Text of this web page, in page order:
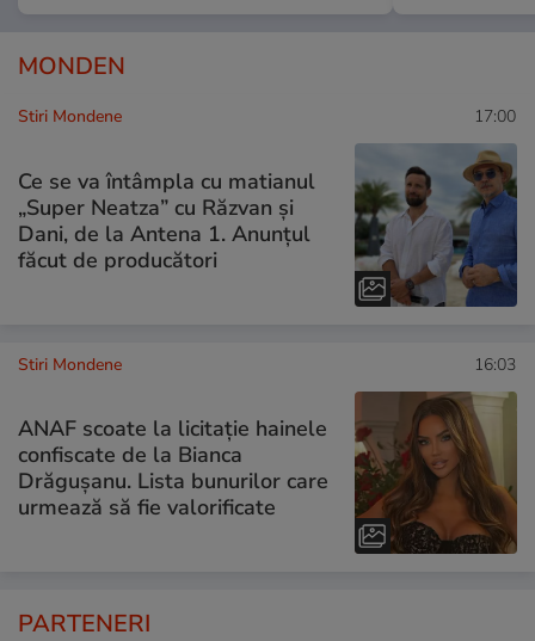
MONDEN
Stiri Mondene 17:00
Ce se va întâmpla cu matianul
„Super Neatza” cu Răzvan şi
Dani, de la Antena 1. Anunțul
făcut de producători
Stiri Mondene 16:03
ANAF scoate la licitație hainele
confiscate de la Bianca
Drăgușanu. Lista bunurilor care
urmează să fie valorificate
PARTENERI